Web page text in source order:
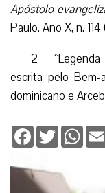
Apóstolo
Paulo. Ano X, n.
2 – “Legenda
escrita pelo
dominicano e
Facebook
Twitter